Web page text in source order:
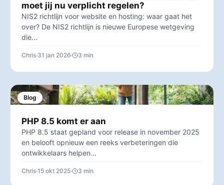
moet jij nu verplicht regelen?
NIS2 richtlijn voor website en hosting: waar gaat het
over? De NIS2 richtlijn is nieuwe Europese wetgeving
die...
Chris 31 jan 2026 3 min
Blog
PHP 8.5 komt er aan
PHP 8.5 staat gepland voor release in november 2025
en belooft opnieuw een reeks verbeteringen die
ontwikkelaars helpen...
Chris 15 okt 2025 3 min